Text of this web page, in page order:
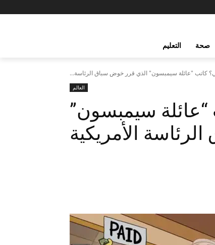
صحة التعليم
كاتب "عائلة سيمبسون" الذي قرر خوض سباق الرئاسة...
العالم
سيمبسون”
الأمريكية